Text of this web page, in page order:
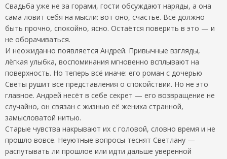
Свадьба уже не за горами, гости обсуждают наряды, а она
сама ловит себя на мысли: вот оно, счастье. Всё должно
быть прочно, спокойно, ясно. Остаётся поверить в это — и
не оборачиваться.
И неожиданно появляется Андрей. Привычные взгляды,
лёгкая улыбка, воспоминания мгновенно всплывают на
поверхность. Но теперь всё иначе: его роман с дочерью
Светы рушит все представления о спокойствии. Но не это
главное. Андрей несёт в себе секрет — его возвращение не
случайно, он связан с жизнью её жениха странной,
замысловатой нитью.
Старые чувства накрывают их с головой, словно время и не
прошло вовсе. Неуютные вопросы теснят Светлану —
распутывать ли прошлое или идти дальше уверенной